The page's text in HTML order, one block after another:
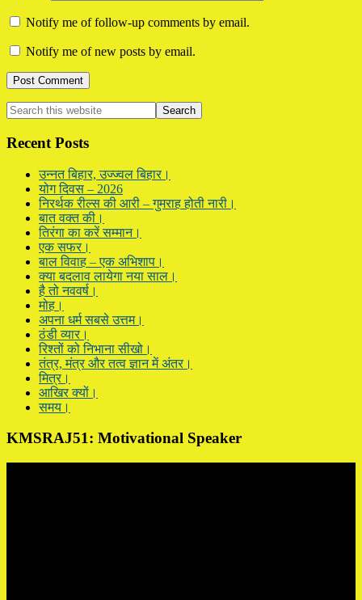
Notify me of follow-up comments by email.
Notify me of new posts by email.
Primary
Sidebar
Search
this
website
Recent Posts
उन्नत बिहार, उज्ज्वल बिहार।
योग दिवस – 2026
निरर्थक रील्स की आरी – गुमराह होती नारी।
बात वक्त की।
तिरंगा का करें सम्मान।
एक सफर।
बाल विवाह – एक अभिशाप।
क्या बदलाव लायेगा नया साल।
है तो नववर्ष।
मोह।
अपना धर्म सबसे उत्तम।
ठंडी व्यार।
रिश्तों को निभाना सीखो।
तंत्र, मंत्र और तत्व ज्ञान में अंतर।
मित्र।
आखिर क्यों।
समय।
KMSRAJ51: Motivational Speaker